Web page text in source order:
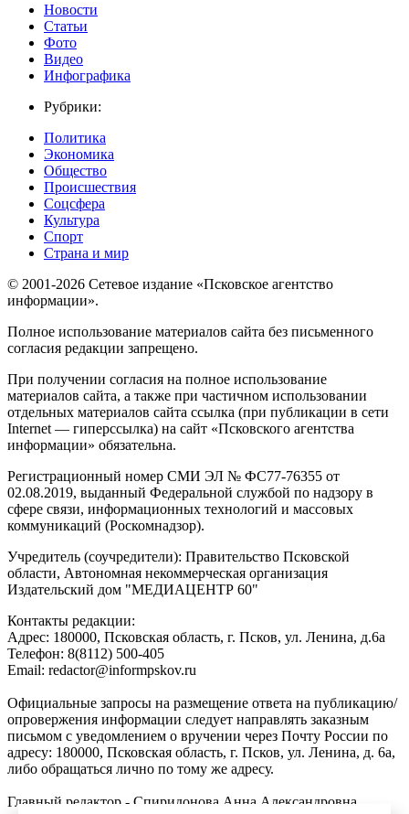
Новости
Статьи
Фото
Видео
Инфографика
Рубрики:
Политика
Экономика
Общество
Происшествия
Соцсфера
Культура
Спорт
Страна и мир
© 2001-2026 Сетевое издание «Псковское агентство
информации».
Полное использование материалов сайта без письменного
согласия редакции запрещено.
При получении согласия на полное использование
материалов сайта, а также при частичном использовании
отдельных материалов сайта ссылка (при публикации в сети
Internet — гиперссылка) на сайт «Псковского агентства
информации» обязательна.
Регистрационный номер СМИ ЭЛ № ФС77-76355 от
02.08.2019, выданный Федеральной службой по надзору в
сфере связи, информационных технологий и массовых
коммуникаций (Роскомнадзор).
Учредитель (соучредители): Правительство Псковской
области, Автономная некоммерческая организация
Издательский дом "МЕДИАЦЕНТР 60"
Контакты редакции:
Адреc: 180000, Псковская область, г. Псков, ул. Ленина, д.6а
Телефон: 8(8112) 500-405
Email: redactor@informpskov.ru
Официальные запросы на размещение ответа на публикацию/
опровержения информации следует направлять заказным
письмом с уведомлением о вручении через Почту России по
адресу: 180000, Псковская область, г. Псков, ул. Ленина, д. 6а,
либо обращаться лично по тому же адресу.
Главный редактор - Спиридонова Анна Александровна